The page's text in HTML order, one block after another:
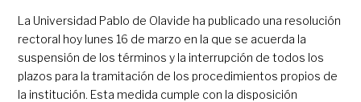
La Universidad Pablo de Olavide ha publicado una resolución
rectoral hoy lunes 16 de marzo en la que se acuerda la
suspensión de los términos y la interrupción de todos los
plazos para la tramitación de los procedimientos propios de
la institución. Esta medida cumple con la disposición